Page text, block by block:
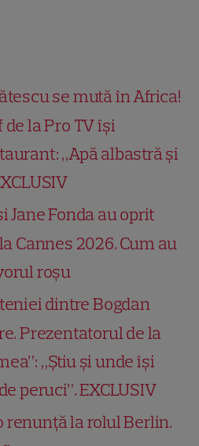
se mută în Africa!
la Pro TV își
„Apă albastră și
Jane Fonda au oprit
Cannes 2026. Cum au
roșu
dintre Bogdan
Prezentatorul de la
„Știu și unde își
peruci”. EXCLUSIV
renunță la rolul Berlin.